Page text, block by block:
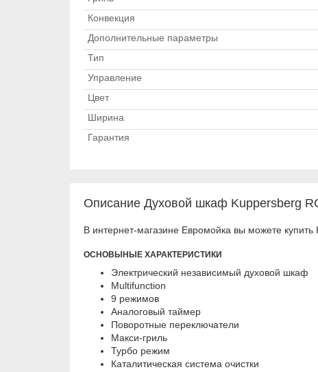
Конвекция
Дополнительные параметры
Тип
Управление
Цвет
Ширина
Гарантия
Описание Духовой шкаф Kuppersberg
В интернет-магазине Евромойка вы можете
ОСНОВЫНЫЕ ХАРАКТЕРИСТИКИ
Электрический независимый духовой шкаф
Multifunction
9 режимов
Аналоговый таймер
Поворотные переключатели
Макси-гриль
Турбо режим
Каталитическая система очистки